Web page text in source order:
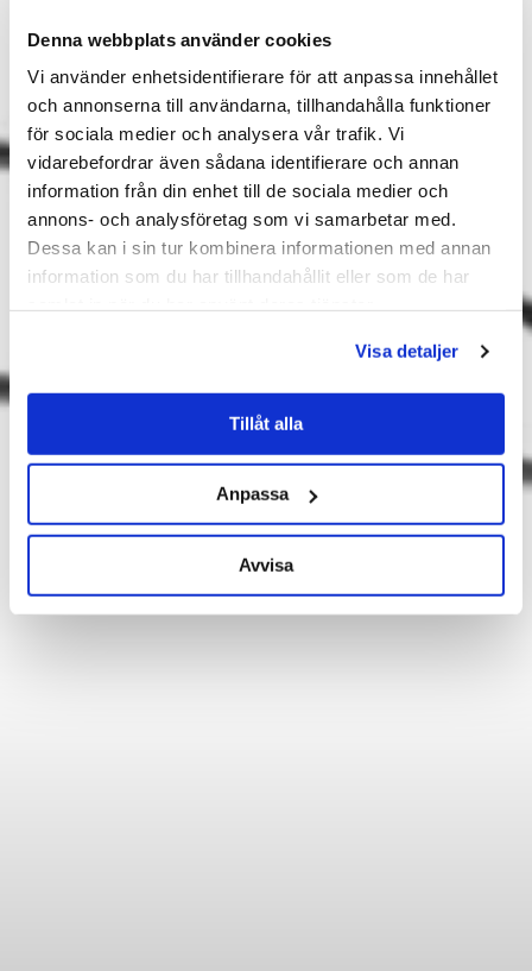
Denna webbplats använder cookies
Vi använder enhetsidentifierare för att anpassa innehållet
och annonserna till användarna, tillhandahålla funktioner
för sociala medier och analysera vår trafik. Vi
vidarebefordrar även sådana identifierare och annan
information från din enhet till de sociala medier och
annons- och analysföretag som vi samarbetar med.
Dessa kan i sin tur kombinera informationen med annan
information som du har tillhandahållit eller som de har
Visa detaljer
Tillåt alla
Anpassa
Avvisa